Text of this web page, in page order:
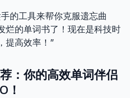
的工具来帮你克服遗忘曲
烂的单词书了！现在是科技时
提高效率！”
：你的高效单词伴侣
！